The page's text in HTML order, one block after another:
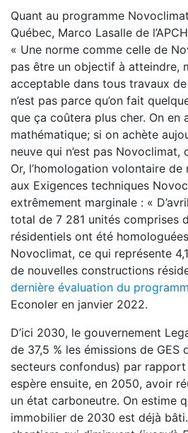
Quant au programme
Québec, Marco Lasalle de
« Une norme comme celle de
pas être un objectif à atteindre,
acceptable dans tous travaux
n’est pas parce qu’on fait
que ça coûtera plus cher. On
mathématique; si on achète
neuve qui n’est pas Novoclimat,
Or, l’homologation volontaire de
aux Exigences techniques
extrêmement marginale : «
total de 7 281 unités comprises
résidentiels ont été
Novoclimat, ce qui représente
de nouvelles constructions
dernière évaluation du
Econoler en janvier 2022.
D’ici 2030, le gouvernement
de 37,5 % les émissions de
secteurs confondus) par rapport
espère ensuite, en 2050, avoir
un état carboneutre. On estime
immobilier de 2030 est déjà